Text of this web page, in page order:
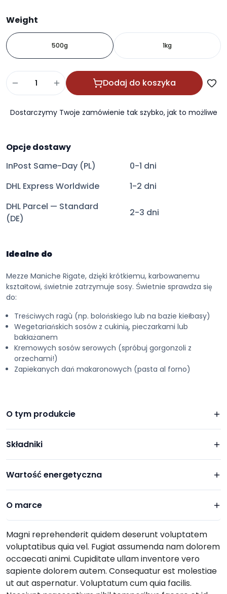
Weight
500g 1kg
Dodaj do koszyka
Dostarczymy Twoje zamówienie tak szybko, jak to możliwe
Opcje dostawy
InPost Same-Day (PL)
0-1 dni
DHL Express Worldwide
1-2 dni
DHL Parcel — Standard
(DE)
2-3 dni
Idealne do
Mezze Maniche Rigate, dzięki krótkiemu, karbowanemu
kształtowi, świetnie zatrzymuje sosy. Świetnie sprawdza się
do:
Treściwych ragù (np. bolońskiego lub na bazie kiełbasy)
Wegetariańskich sosów z cukinią, pieczarkami lub
bakłażanem
Kremowych sosów serowych (spróbuj gorgonzoli z
orzechami!)
Zapiekanych dań makaronowych (pasta al forno)
O tym produkcie
Składniki
Wartość energetyczna
O marce
Magni reprehenderit quidem deserunt voluptatem
voluptatibus quia vel. Fugiat assumenda nam dolorem
occaecati animi. Cupiditate ullam inventore vero
sapiente dolorem autem. Consequatur est molestiae
ut aut aspernatur. Voluptatum cum quia facilis.